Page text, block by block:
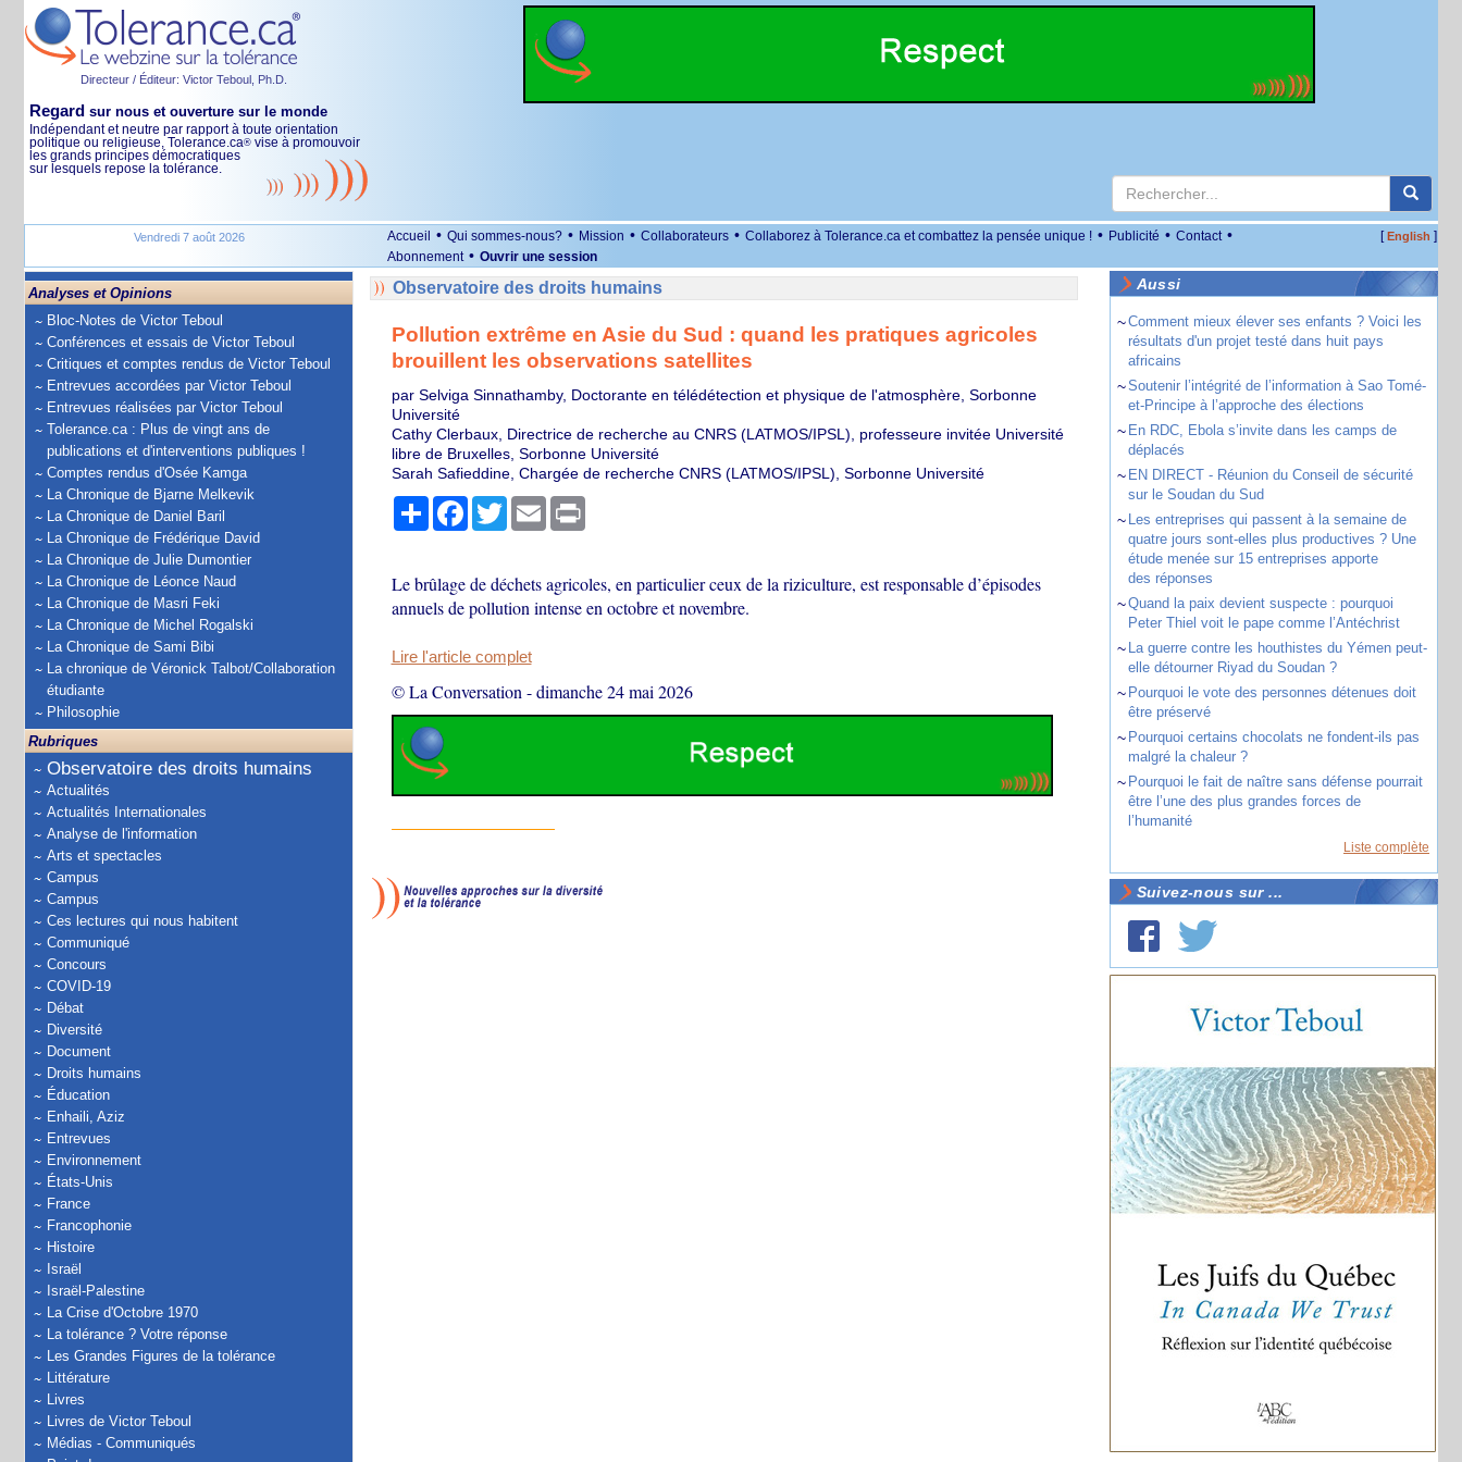
Directeur / Éditeur: Victor Teboul, Ph.D.
Regard sur nous et ouverture sur le monde
Indépendant et neutre par rapport à toute orientation
politique ou religieuse, Tolerance.ca® vise à promouvoir
les grands principes démocratiques
sur lesquels repose la tolérance.
Vendredi 7 août 2026 Accueil • Qui sommes-nous? • Mission • Collaborateurs • Collaborez à Tolerance.ca et combattez la pensée unique ! • Publicité • Contact •
Abonnement • Ouvrir une session
[English ]
Analyses et Opinions
Bloc-Notes de Victor Teboul
Conférences et essais de Victor Teboul
Critiques et comptes rendus de Victor Teboul
Entrevues accordées par Victor Teboul
Entrevues réalisées par Victor Teboul
Tolerance.ca : Plus de vingt ans de
publications et d'interventions publiques !
Comptes rendus d'Osée Kamga
La Chronique de Bjarne Melkevik
La Chronique de Daniel Baril
La Chronique de Frédérique David
La Chronique de Julie Dumontier
La Chronique de Léonce Naud
La Chronique de Masri Feki
La Chronique de Michel Rogalski
La Chronique de Sami Bibi
La chronique de Véronick Talbot/Collaboration
étudiante
Philosophie
Rubriques
Observatoire des droits humains
Actualités
Actualités Internationales
Analyse de l'information
Arts et spectacles
Campus
Campus
Ces lectures qui nous habitent
Communiqué
Concours
COVID-19
Débat
Diversité
Document
Droits humains
Éducation
Enhaili, Aziz
Entrevues
Environnement
États-Unis
France
Francophonie
Histoire
Israël
Israël-Palestine
La Crise d'Octobre 1970
La tolérance ? Votre réponse
Les Grandes Figures de la tolérance
Littérature
Livres
Livres de Victor Teboul
Médias - Communiqués
Observatoire des droits humains
Pollution extrême en Asie du Sud : quand les pratiques agricoles
brouillent les observations satellites
par Selviga Sinnathamby, Doctorante en télédétection et physique de l'atmosphère, Sorbonne
Université
Cathy Clerbaux, Directrice de recherche au CNRS (LATMOS/IPSL), professeure invitée Université
libre de Bruxelles, Sorbonne Université
Sarah Safieddine, Chargée de recherche CNRS (LATMOS/IPSL), Sorbonne Université
PartagerFacebook
TwitterEmail Print
Le brûlage de déchets agricoles, en particulier ceux de la riziculture, est responsable d’épisodes
annuels de pollution intense en octobre et novembre.
Lire l'article complet
© La Conversation -dimanche 24 mai 2026
Aussi
~Comment mieux élever ses enfants ? Voici les
résultats d'un projet testé dans huit pays
africains
~Soutenir l’intégrité de l’information à Sao Tomé-
et-Principe à l’approche des élections
~ En RDC, Ebola s’invite dans les camps de
déplacés
~ EN DIRECT - Réunion du Conseil de sécurité
sur le Soudan du Sud
~ Les entreprises qui passent à la semaine de
quatre jours sont-elles plus productives ? Une
étude menée sur 15 entreprises apporte
des réponses
~Quand la paix devient suspecte : pourquoi
Peter Thiel voit le pape comme l’Antéchrist
~ La guerre contre les houthistes du Yémen peut-
elle détourner Riyad du Soudan ?
~ Pourquoi le vote des personnes détenues doit
être préservé
~ Pourquoi certains chocolats ne fondent-ils pas
malgré la chaleur ?
~ Pourquoi le fait de naître sans défense pourrait
être l’une des plus grandes forces de
l’humanité
Liste complète
Suivez-nous sur ...